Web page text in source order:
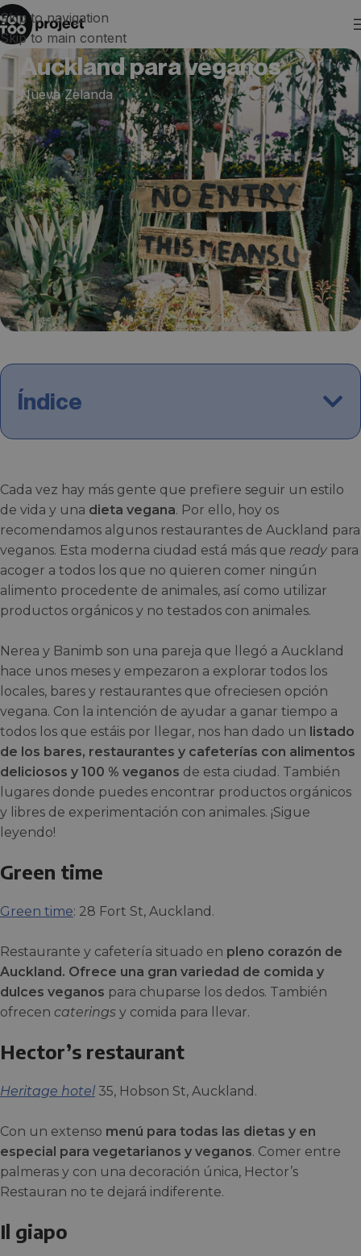
Skip to navigation
Skip to main content
Auckland para veganos
Nueva Zelanda
Índice
Cada vez hay más gente que prefiere seguir un estilo
de vida y una dieta vegana. Por ello, hoy os
recomendamos algunos restaurantes de Auckland para
veganos. Esta moderna ciudad está más que ready para
acoger a todos los que no quieren comer ningún
alimento procedente de animales, así como utilizar
productos orgánicos y no testados con animales.
Nerea y Banimb son una pareja que llegó a Auckland
hace unos meses y empezaron a explorar todos los
locales, bares y restaurantes que ofreciesen opción
vegana. Con la intención de ayudar a ganar tiempo a
todos los que estáis por llegar, nos han dado un listado
de los bares, restaurantes y cafeterías con alimentos
deliciosos y 100 % veganos de esta ciudad. También
lugares donde puedes encontrar productos orgánicos
y libres de experimentación con animales. ¡Sigue
leyendo!
Green time
Green time: 28 Fort St, Auckland.
Restaurante y cafetería situado en pleno corazón de
Auckland. Ofrece una gran variedad de comida y
dulces veganos para chuparse los dedos. También
ofrecen caterings y comida para llevar.
Hector’s restaurant
Heritage hotel 35, Hobson St, Auckland.
Con un extenso menú para todas las dietas y en
especial para vegetarianos y veganos. Comer entre
palmeras y con una decoración única, Hector’s
Restauran no te dejará indiferente.
Il giapo